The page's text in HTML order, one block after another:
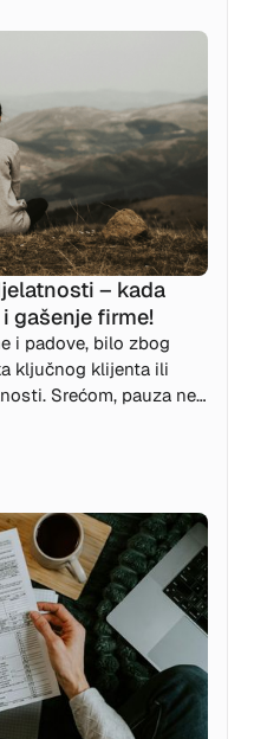
– kada
gašenje firme!
i padove, bilo zbog
ključnog klijenta ili
Srećom, pauza ne
opciju: privremeni
registracije.